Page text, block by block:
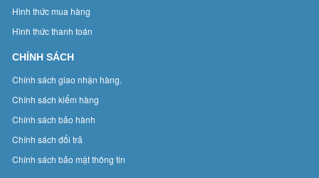
Hình thức mua hàng
Hình thức thanh toán
CHÍNH SÁCH
Chính sách giao nhận hàng.
Chính sách kiểm hàng
Chính sách bảo hành
Chính sách đổi trả
Chính sách bảo mật thông tin